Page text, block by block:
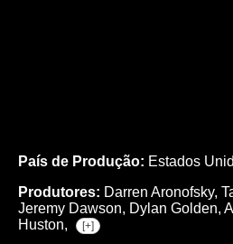
País de Produção: Estados
Produtores: Darren Aronofsky,
Jeremy Dawson, Dylan Golden,
Huston,
[+]